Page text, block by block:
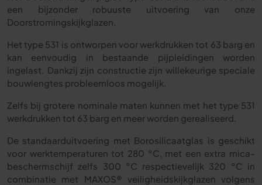
een bijzonder robuuste uitvoering van onze
Doorstromingskijkglazen.
Het type 531 is ontworpen voor werkdrukken tot 63 barg en
kan eenvoudig in bestaande pijpleidingen worden
ingelast. Dankzij zijn constructie zijn willekeurige speciale
bouwlengtes probleemloos mogelijk.
Zelfs bij grotere nominale maten kunnen met het type 531
werkdrukken tot 63 barg en meer worden gerealiseerd.
De standaarduitvoering met Borosilicaatglas is geschikt
voor werktemperaturen tot 280 °C, met een extra mica-
beschermschijf zelfs 300 °C respectievelijk 320 °C in
combinatie met MAXOS® veiligheidskijkglazen volgens